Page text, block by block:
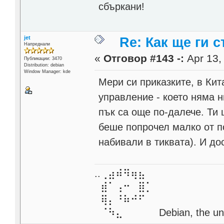
сбъркани!
jet
Напреднали
Публикации: 3470
Distribution: debian
Window Manager: kde
Re: Как ще ги
« Отговор #143 -: Apr
Мери си приказките, в
управление - което няма
пък са още по-далече. Ти
беше попрочел малко от
набивали в тиквата). И
..⢀⣴⠾⠻⢶⣦⠀
⣾⠁⢠⠒⠀⣿⡁
⢿⡄⠘⠷⠚⠋
⠈⠳⣄⠀⠀⠀⠀ Debian, the